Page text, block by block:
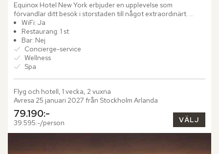
Equinox Hotel New York erbjuder en upplevelse som
förvandlar ditt besök i storstaden till något extraordinärt.
Upplev modern arkitektur och sofistikerad elegans, i hjärtat av
ett...
WiFi: Ja
Restaurang: 1 st
Bar: Nej
Concierge-service
Wellness
Spa
Flyg och hotell, 1 vecka, 2 vuxna
Avresa 25 januari 2027 från Stockholm Arlanda
79.190:-
39.595:-/person VÄLJ